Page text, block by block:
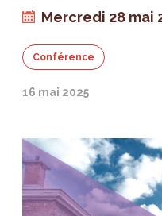
Mercredi 28 mai
Conférence
16 mai 2025